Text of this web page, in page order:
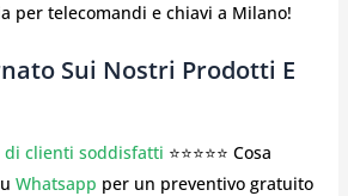
per telecomandi e chiavi a Milano!
Sui Nostri Prodotti E
di clienti soddisfatti ⭐⭐⭐⭐⭐ Cosa
Whatsapp per un preventivo gratuito